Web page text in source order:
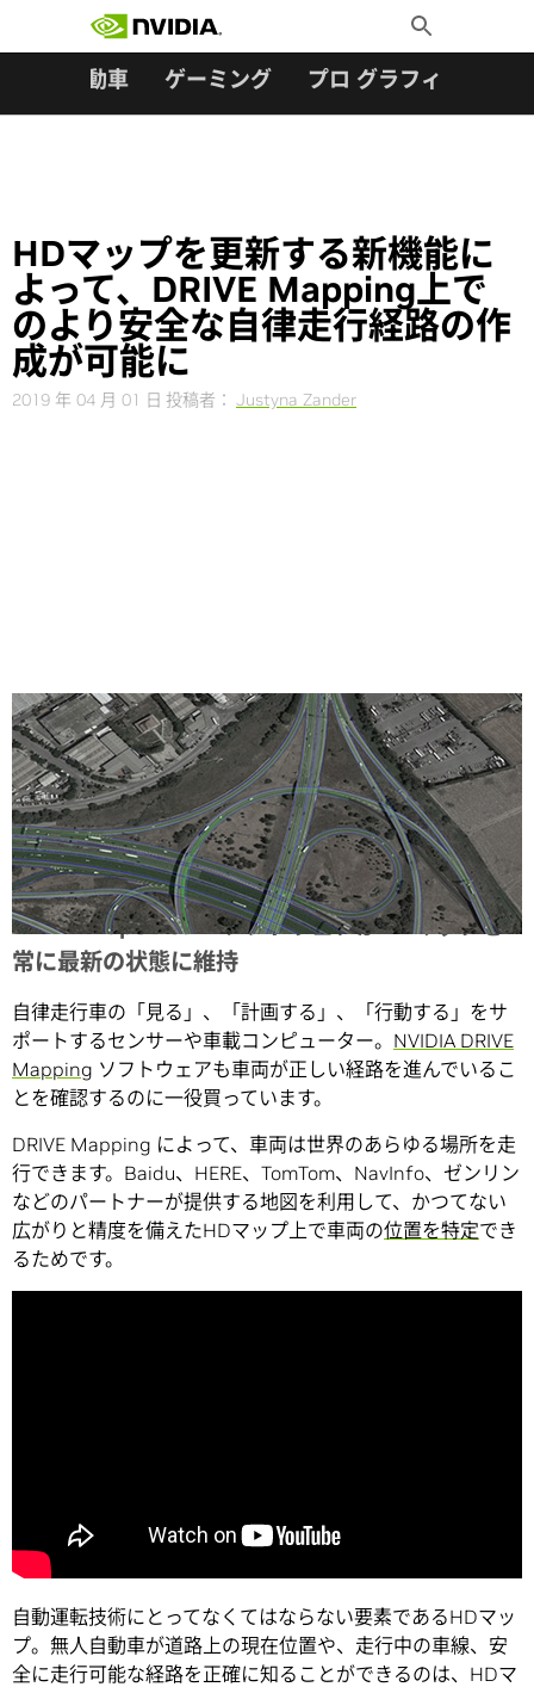
Toggle
Search
自動車 ゲーミング プロ グラフィックス
HDマップを更新する新機能に
よって、DRIVE Mapping上で
のより安全な自律走行経路の作
成が可能に
2019 年 04 月 01 日 投稿者： Justyna Zander
Share
DRIVE MapStream ソフトウェアがHDマップを
常に最新の状態に維持
自律走行車の「見る」、「計画する」、「行動する」をサ
ポートするセンサーや車載コンピューター。 NVIDIA DRIVE
Mapping ソフトウェアも車両が正しい経路を進んでいるこ
とを確認するのに一役買っています。
DRIVE Mapping によって、車両は世界のあらゆる場所を走
行できます。Baidu、HERE、TomTom、NavInfo、ゼンリン
などのパートナーが提供する地図を利用して、かつてない
広がりと精度を備えたHDマップ上で車両の位置を特定でき
るためです。
自動運転技術にとってなくてはならない要素であるHDマッ
プ。無人自動車が道路上の現在位置や、走行中の車線、安
全に走行可能な経路を正確に知ることができるのは、HDマ